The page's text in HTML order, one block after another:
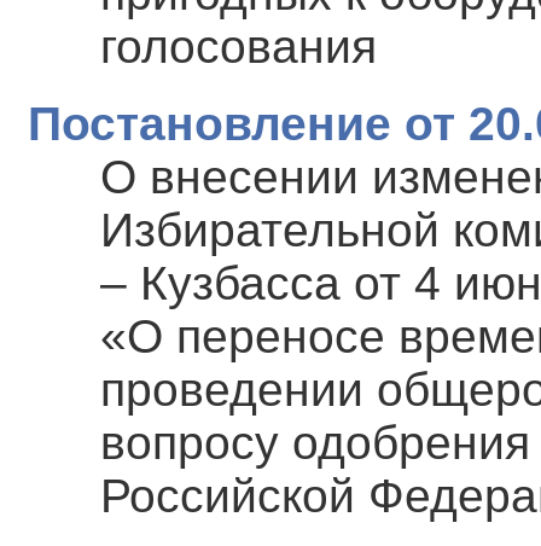
голосования
Постановление от
О внесении
Избирательной
– Кузбасса от 4
«О переносе
проведении
вопросу
Российской